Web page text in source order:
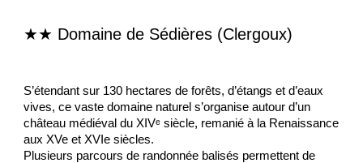
★★ Domaine de Sédières (Clergoux)
S’étendant sur 130 hectares de forêts, d’étangs et d’eaux
vives, ce vaste domaine naturel s’organise autour d’un
château médiéval du XIVᵉ siècle, remanié à la Renaissance
aux XVe et XVIe siècles.
Plusieurs parcours de randonnée balisés permettent de